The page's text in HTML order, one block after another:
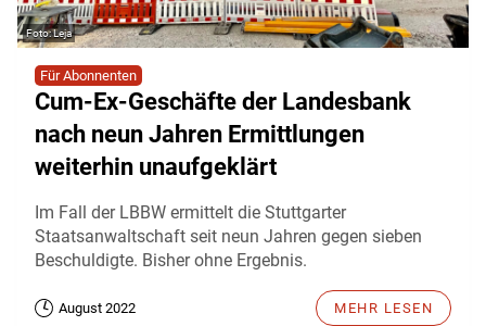
Leja
Für Abonnenten
Cum-Ex-Geschäfte der Landesbank
nach neun Jahren Ermittlungen
weiterhin unaufgeklärt
Im Fall der LBBW ermittelt die Stuttgarter
Staatsanwaltschaft seit neun Jahren gegen sieben
Beschuldigte. Bisher ohne Ergebnis.
August 2022 MEHR LESEN